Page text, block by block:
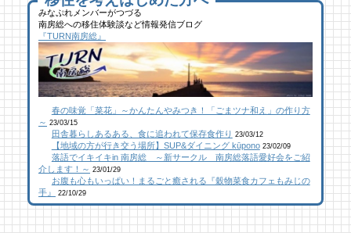
館山にオープン！地域の素材からはじめる物
作り工房
24 views
|byなべたゆかり
【コラボ】ジビエも揃う、鮮度抜群の南房総
おさかなセンター【安房國テレビ】
23 views|byなべたゆかり
南房総こんな素敵な所があった！| かじか橋
20 views|byCAT SEA KURO
海辺のナポリターノピザ「Goccia(ゴッチ
ブルーベリー狩りに行ってきた！「コロコロ
農園 庄兵衛」千倉町
111 views
|by 原みりか
館山にオープン！地域の素材からはじめる物
作り工房
108 views|byなべたゆかり
南房総こんな素敵な所があった！| かじか橋
101 views|byCAT SEA KURO
【コラボ】ジビエも揃う、鮮度抜群の南房総
似顔絵ケーキに感動！館山のケーキ屋さん
「プチ アンジュ」
17,148 views| by福美
南房総パン屋めぐり【２】
橋本屋製パン店（館山市）
12,847 views|bychoco-love
南房総こんな素敵な所があった！| かじか橋
12,021 views|byCAT SEA KURO
南房総の海を食らう！天然ところてん専門店
みなぷれメンバーがつづる
南房総への移住体験談など情報発信ブログ
『TURN南房総』
春の味覚「菜花」～かんたんやみつき！「ごまツナ和え」の作り方
～ 23/03/15
田舎暮らしあるある、食に追われて保存食作り 23/03/12
【地域の方が行き交う場所】SUP&ダイニング kūpono 23/02/09
落語でイキイキin 南房総 ～新サークル 南房総落語愛好会をご紹
介します！～ 23/01/29
お腹も心もいっぱい！まるごと癒される『穀物菜食カフェもみじの
手』
22/10/29